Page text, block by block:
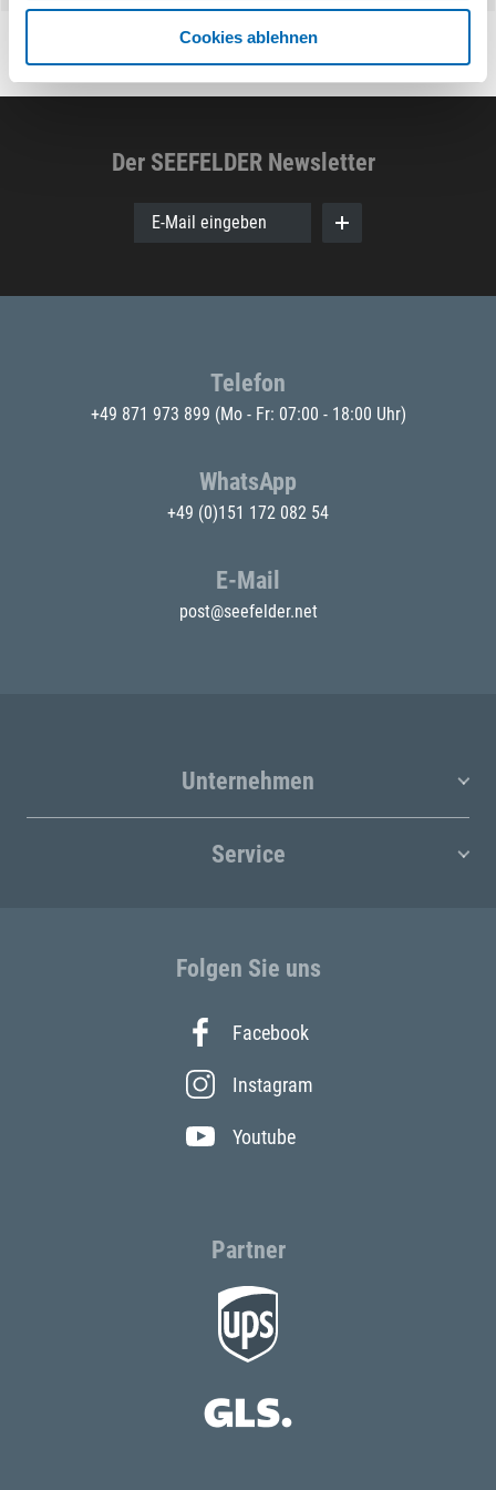
Cookies ablehnen
Der SEEFELDER Newsletter
E-Mail eingeben
Telefon
+49 871 973 899 (Mo - Fr: 07:00 - 18:00 Uhr)
WhatsApp
+49 (0)151 172 082 54
E-Mail
post@seefelder.net
Unternehmen
Service
Folgen Sie uns
Facebook
Instagram
Youtube
Partner